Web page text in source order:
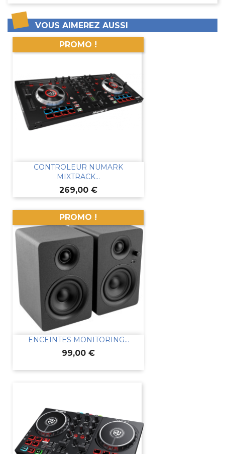
VOUS AIMEREZ AUSSI
CONTROLEUR NUMARK
MIXTRACK...
Prix
269,00 €
PROMO !
ENCEINTES MONITORING...
Prix
99,00 €
PROMO !